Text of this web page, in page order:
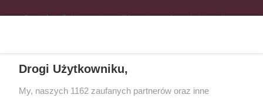
Specjalnie dla Was postanowiliśmy stworzyć rozgłośnię radiową
Śrem, Jarocin, Gniezno, Ostrów Wlkp.).
Drogi Użytkowniku,
My, naszych 1162 zaufanych partnerów oraz inne